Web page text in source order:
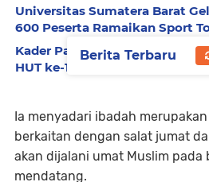
Universitas Sumatera Barat
600 Peserta Ramaikan Sport
Kader Pariaman Ambil Bagian
HUT ke-18 Gerindra di Padang
Ia menyadari ibadah
berkaitan dengan salat jumat
akan dijalani umat Muslim pada
mendatang.
Berita Terbaru